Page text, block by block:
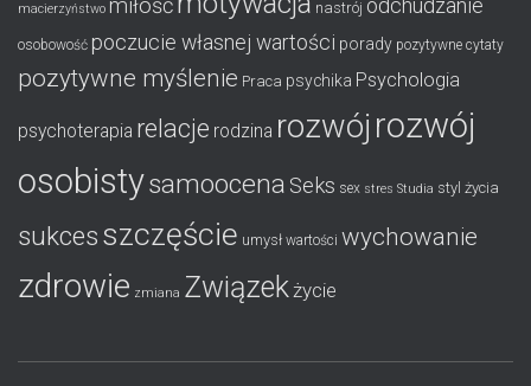
macierzyństwo miłość nastrój odchudzanie
osobowość poczucie własnej wartości porady pozytywne cytaty
pozytywne myślenie Praca psychika Psychologia
psychoterapia relacje rodzina rozwój rozwój
osobistysamoocena Seks sex stres Studia styl życia
sukcesszczęście umysł wartości wychowanie
zdrowie zmiana Związekżycie